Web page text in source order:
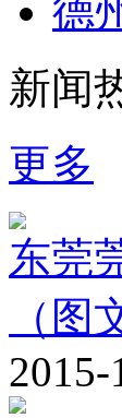
德
新闻
更多
东莞
（图
2015-